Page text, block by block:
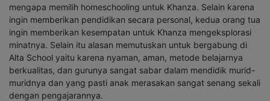
mengapa memilih homeschooling untuk Khanza. Selain karena
ingin memberikan pendidikan secara personal, kedua orang tua
ingin memberikan kesempatan untuk Khanza mengeksplorasi
minatnya. Selain itu alasan memutuskan untuk bergabung di
Alta School yaitu karena nyaman, aman, metode belajarnya
berkualitas, dan gurunya sangat sabar dalam mendidik murid-
muridnya dan yang pasti anak merasakan sangat senang sekali
dengan pengajarannya.